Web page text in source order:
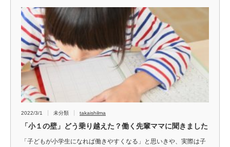
2022/3/1 未分類 takaishilma
「小１の壁」どう乗り越えた？働く先輩ママに聞きました
「子どもが小学生になれば働きやすくなる」と思いきや、実際は子